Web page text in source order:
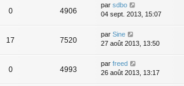
0 4906
par sdbo
04 sept. 2013, 15:07
17 7520
par Sine
27 août 2013, 13:50
0 4993
par freed
26 août 2013, 13:17